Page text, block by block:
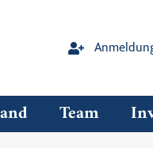
Team